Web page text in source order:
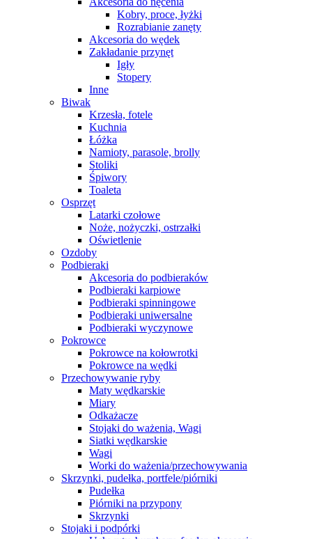
Kobry, proce, łyżki
Rozrabianie zanęty
Akcesoria do wędek
Zakładanie przynęt
Igły
Stopery
Inne
Biwak
Krzesła, fotele
Kuchnia
Łóżka
Namioty, parasole, brolly
Stoliki
Śpiwory
Toaleta
Osprzęt
Latarki czołowe
Noże, nożyczki, ostrzałki
Oświetlenie
Ozdoby
Podbieraki
Akcesoria do podbieraków
Podbieraki karpiowe
Podbieraki spinningowe
Podbieraki uniwersalne
Podbieraki wyczynowe
Pokrowce
Pokrowce na kołowrotki
Pokrowce na wędki
Przechowywanie ryby
Maty wędkarskie
Miary
Odkażacze
Stojaki do ważenia, Wagi
Siatki wędkarskie
Wagi
Worki do ważenia/przechowywania
Skrzynki, pudełka, portfele/piórniki
Pudełka
Piórniki na przypony
Skrzynki
Stojaki i podpórki